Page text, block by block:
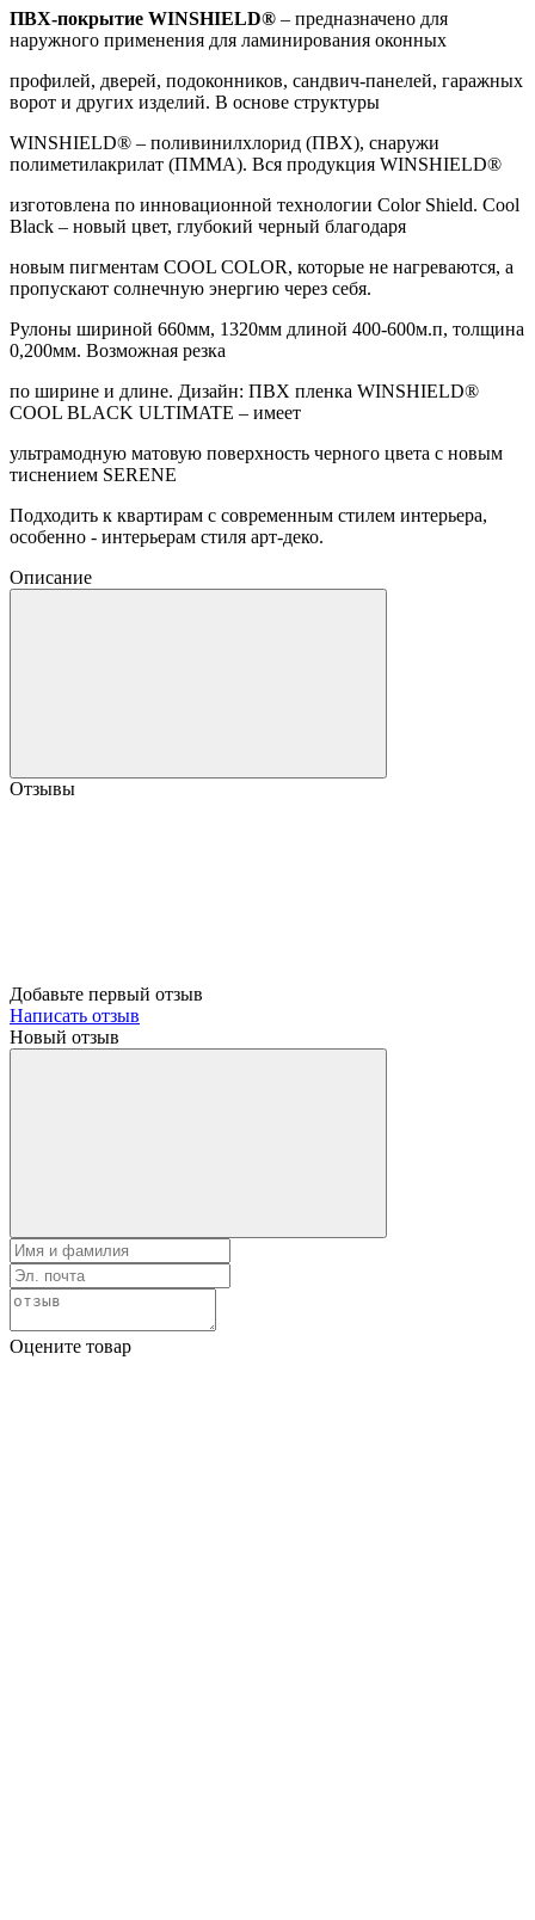
ПВХ-покрытие WINSHIELD® – предназначено для
наружного применения для ламинирования оконных
профилей, дверей, подоконников, сандвич-панелей, гаражных
ворот и других изделий. В основе структуры
WINSHIELD® – поливинилхлорид (ПВХ), снаружи
полиметилакрилат (ПММА). Вся продукция WINSHIELD®
изготовлена ​​по инновационной технологии Color Shield. Cool
Black – новый цвет, глубокий черный благодаря
новым пигментам COOL COLOR, которые не нагреваются, а
пропускают солнечную энергию через себя.
Рулоны шириной 660мм, 1320мм длиной 400-600м.п, толщина
0,200мм. Возможная резка
по ширине и длине. Дизайн: ПВХ пленка WINSHIELD®
COOL BLACK ULTIMATE – имеет
ультрамодную матовую поверхность черного цвета с новым
тиснением SERENE
Подходить к квартирам с современным стилем интерьера,
особенно - интерьерам стиля арт-деко.
Описание
Отзывы
Добавьте первый отзыв
Написать отзыв
Новый отзыв
Оцените товар